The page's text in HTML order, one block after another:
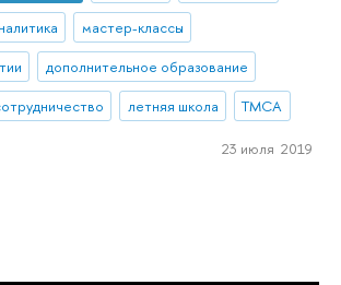
мастер-классы
дополнительное образование
летняя школа ТМСА
23 июля 2019